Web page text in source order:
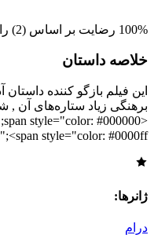
100% رضایت بر اساس (2) رای کاربران
خلاصه داستان
این فیلم بازگو کننده
برهنگی زیاد ستاره‌های آن
<span style="color: #0000ff;">گناه آدم و حوا</span></strong>
ژانرها:
درام